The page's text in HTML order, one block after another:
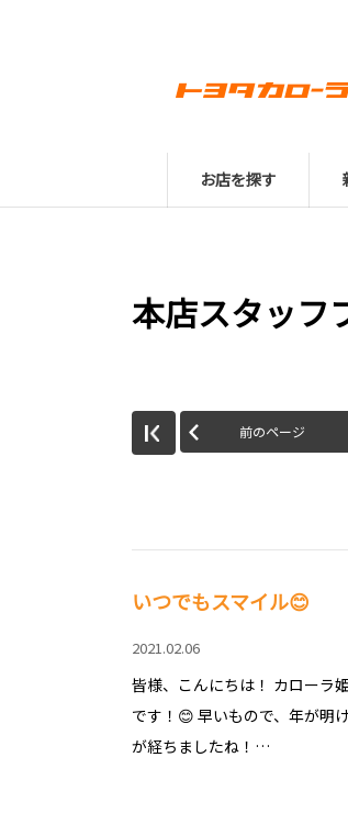
お店を探す
本店スタッフ
前のページ
いつでもスマイル😊
2021.02.06
皆様、こんにちは！ カローラ
です！😊 早いもので、年が明
が経ちましたね！…